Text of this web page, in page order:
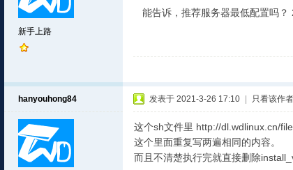
新手上路
能告诉，推荐服务器最低配置吗？
hanyouhong84 发表于 2021-3-26 17:10 只看该作者
这个sh文件里 http://dl.wdlinux.cn/
这个里面重复写两遍相同的内容。
而且不清楚执行完就直接删除